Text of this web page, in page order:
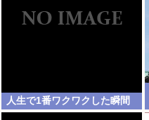
人生で1番ワクワクした瞬間